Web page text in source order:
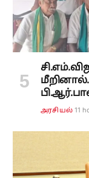
அரசியல் 11